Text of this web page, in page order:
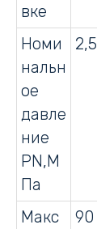
вке
Номи
нальн
ое
давле
ние
PN,М
Па
2,5
Макс
90